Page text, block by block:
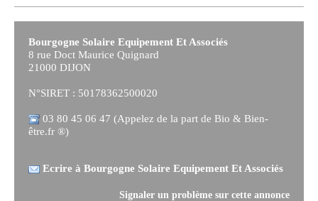
Bourgogne Solaire Equipement Et Associés
8 rue Doct Maurice Quignard
21000 DIJON
N°SIRET : 50178362500020
03 80 45 06 47 (Appelez de la part de Bio & Bien-
être.fr ®)
Ecrire à Bourgogne Solaire Equipement Et Associés
Signaler un problème sur cette annonce